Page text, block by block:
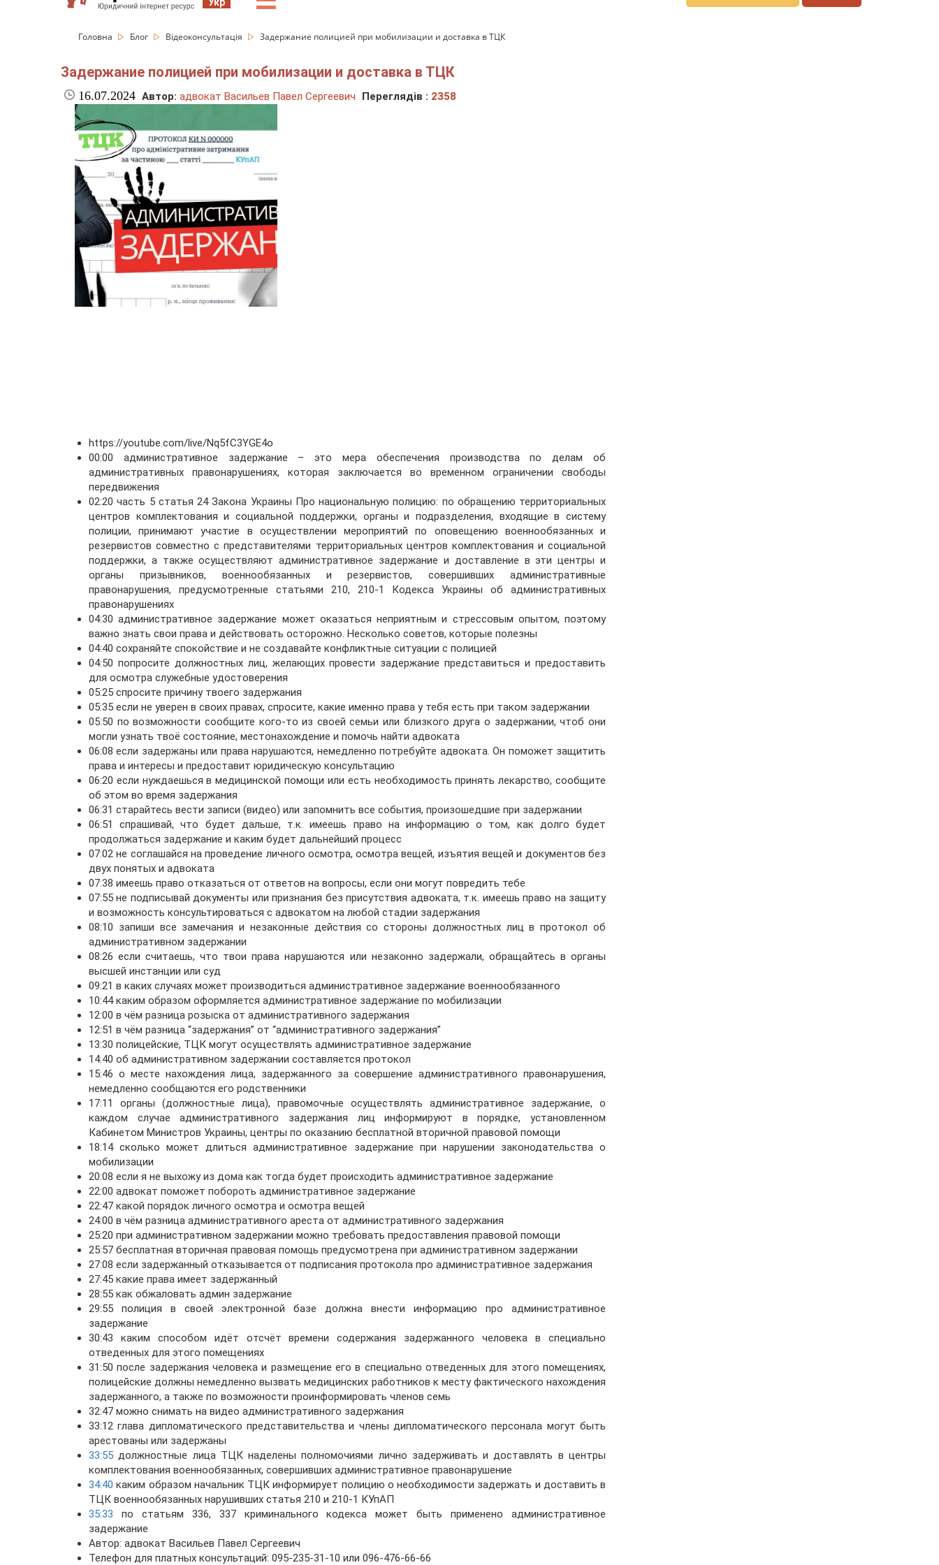
Головна Блог Відеоконсультація Задержание полицией при мобилизации и доставка в ТЦК
Задержание полицией при мобилизации и доставка в ТЦК
16.07.2024 Автор: адвокат Васильев Павел Сергеевич Переглядів : 2358
https://youtube.com/live/Nq5fC3YGE4o
00:00 административное задержание – это мера обеспечения производства по делам об
административных правонарушениях, которая заключается во временном ограничении свободы
передвижения
02:20 часть 5 статья 24 Закона Украины Про национальную полицию: по обращению территориальных
центров комплектования и социальной поддержки, органы и подразделения, входящие в систему
полиции, принимают участие в осуществлении мероприятий по оповещению военнообязанных и
резервистов совместно с представителями территориальных центров комплектования и социальной
поддержки, а также осуществляют административное задержание и доставление в эти центры и
органы призывников, военнообязанных и резервистов, совершивших административные
правонарушения, предусмотренные статьями 210, 210-1 Кодекса Украины об административных
правонарушениях
04:30 административное задержание может оказаться неприятным и стрессовым опытом, поэтому
важно знать свои права и действовать осторожно. Несколько советов, которые полезны
04:40 сохраняйте спокойствие и не создавайте конфликтные ситуации с полицией
04:50 попросите должностных лиц, желающих провести задержание представиться и предоставить
для осмотра служебные удостоверения
05:25 спросите причину твоего задержания
05:35 если не уверен в своих правах, спросите, какие именно права у тебя есть при таком задержании
05:50 по возможности сообщите кого-то из своей семьи или близкого друга о задержании, чтоб они
могли узнать твоё состояние, местонахождение и помочь найти адвоката
06:08 если задержаны или права нарушаются, немедленно потребуйте адвоката. Он поможет защитить
права и интересы и предоставит юридическую консультацию
06:20 если нуждаешься в медицинской помощи или есть необходимость принять лекарство, сообщите
об этом во время задержания
06:31 старайтесь вести записи (видео) или запомнить все события, произошедшие при задержании
06:51 спрашивай, что будет дальше, т.к. имеешь право на информацию о том, как долго будет
продолжаться задержание и каким будет дальнейший процесс
07:02 не соглашайся на проведение личного осмотра, осмотра вещей, изъятия вещей и документов без
двух понятых и адвоката
07:38 имеешь право отказаться от ответов на вопросы, если они могут повредить тебе
07:55 не подписывай документы или признания без присутствия адвоката, т.к. имеешь право на защиту
и возможность консультироваться с адвокатом на любой стадии задержания
08:10 запиши все замечания и незаконные действия со стороны должностных лиц в протокол об
административном задержании
08:26 если считаешь, что твои права нарушаются или незаконно задержали, обращайтесь в органы
высшей инстанции или суд
09:21 в каких случаях может производиться административное задержание военнообязанного
10:44 каким образом оформляется административное задержание по мобилизации
12:00 в чём разница розыска от административного задержания
12:51 в чём разница “задержания” от “административного задержания”
13:30 полицейские, ТЦК могут осуществлять административное задержание
14:40 об административном задержании составляется протокол
15:46 о месте нахождения лица, задержанного за совершение административного правонарушения,
немедленно сообщаются его родственники
17:11 органы (должностные лица), правомочные осуществлять административное задержание, о
каждом случае административного задержания лиц информируют в порядке, установленном
Кабинетом Министров Украины, центры по оказанию бесплатной вторичной правовой помощи
18:14 сколько может длиться административное задержание при нарушении законодательства о
мобилизации
20:08 если я не выхожу из дома как тогда будет происходить административное задержание
22:00 адвокат поможет побороть административное задержание
22:47 какой порядок личного осмотра и осмотра вещей
24:00 в чём разница административного ареста от административного задержания
25:20 при административном задержании можно требовать предоставления правовой помощи
25:57 бесплатная вторичная правовая помощь предусмотрена при административном задержании
27:08 если задержанный отказывается от подписания протокола про административное задержания
27:45 какие права имеет задержанный
28:55 как обжаловать админ задержание
29:55 полиция в своей электронной базе должна внести информацию про административное
задержание
30:43 каким способом идёт отсчёт времени содержания задержанного человека в специально
отведенных для этого помещениях
31:50 после задержания человека и размещение его в специально отведенных для этого помещениях,
полицейские должны немедленно вызвать медицинских работников к месту фактического нахождения
задержанного, а также по возможности проинформировать членов семь
32:47 можно снимать на видео административного задержания
33:12 глава дипломатического представительства и члены дипломатического персонала могут быть
арестованы или задержаны
33:55 должностные лица ТЦК наделены полномочиями лично задерживать и доставлять в центры
комплектования военнообязанных, совершивших административное правонарушение
34:40 каким образом начальник ТЦК информирует полицию о необходимости задержать и доставить в
ТЦК военнообязанных нарушивших статья 210 и 210-1 КУпАП
35:33 по статьям 336, 337 криминального кодекса может быть применено административное
задержание
Автор: адвокат Васильев Павел Сергеевич
Телефон для платных консультаций: 095-235-31-10 или 096-476-66-66